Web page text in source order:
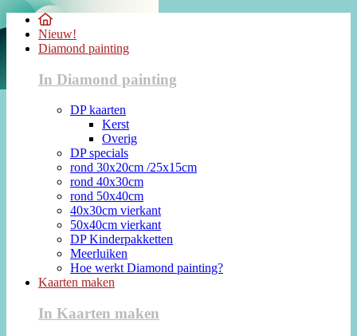
Nieuw!
Diamond painting
In Diamond painting
DP kaarten
Kerst
Overig
DP specials
rond 30x20cm /25x15cm
rond 40x30cm
rond 50x40cm
40x30cm vierkant
50x40cm vierkant
DP Kinderpakketten
Meerluiken
Hoe werkt Diamond painting?
Kaarten maken
In Kaarten maken